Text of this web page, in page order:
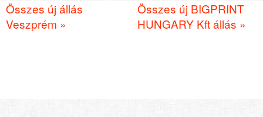
Összes új állás
Veszprém »
Összes új BIGPRINT
HUNGARY Kft állás »